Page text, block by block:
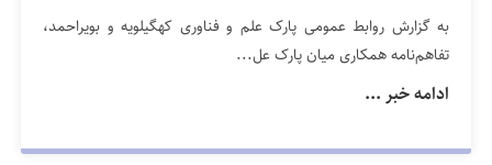
به گزارش روابط‌ عمومی پارک علم و فناوری کهگیلویه و بویراحمد،
تفاهم‌نامه همکاری میان پارک عل...
ادامه خبر ...